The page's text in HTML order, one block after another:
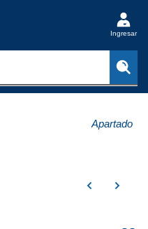
Ingresar
Apartado